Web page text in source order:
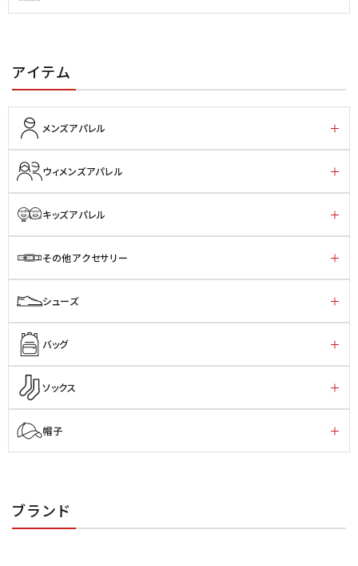
アイテム
メンズアパレル
ウィメンズアパレル
キッズアパレル
その他アクセサリー
シューズ
バッグ
ソックス
帽子
ブランド